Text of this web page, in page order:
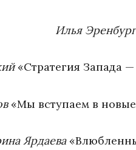
Илья Эренбург
«Стратегия Запада
«Мы вступаем в
Ярдаева